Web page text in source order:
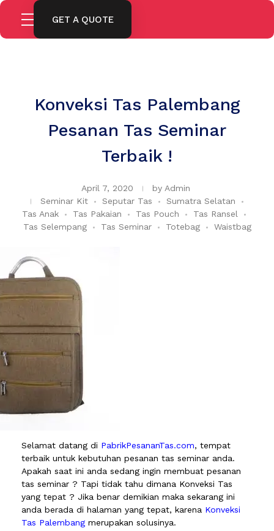
GET A QUOTE
Konveksi Tas Palembang
Pesanan Tas Seminar
Terbaik !
April 7, 2020 by Admin
Seminar Kit
Seputar Tas
Sumatra Selatan
Tas Anak
Tas Pakaian Tas Pouch
Tas Ransel
Tas Selempang
Tas Seminar Totebag Waistbag
Selamat datang di PabrikPesananTas.com, tempat
terbaik untuk kebutuhan pesanan tas seminar anda.
Apakah saat ini anda sedang ingin membuat pesanan
tas seminar ? Tapi tidak tahu dimana Konveksi Tas
yang tepat ? Jika benar demikian maka sekarang ini
anda berada di halaman yang tepat, karena Konveksi
Tas Palembang merupakan solusinya.